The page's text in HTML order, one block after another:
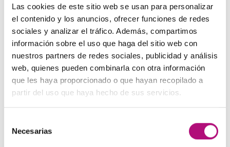
Las cookies de este sitio web se usan para personalizar
el contenido y los anuncios, ofrecer funciones de redes
sociales y analizar el tráfico. Además, compartimos
información sobre el uso que haga del sitio web con
nuestros partners de redes sociales, publicidad y análisis
web, quienes pueden combinarla con otra información
que les haya proporcionado o que hayan recopilado a
partir del uso que haya hecho de sus servicios.
Necesarias
137,00€.130,00€.
48,00€ El
precio
original
era:
48,00€.
45,00 €El
precio
actual
es:
45,00€.
(IVA incluido)
Paleta de Maquillaje Avon
32,99€ El
precio
original
era:
32,99€.
28,50€El
precio
actual
es:
28,50€.
(IVA incluido)
Maquíllate
precio
8,50
El(IVA incluido)